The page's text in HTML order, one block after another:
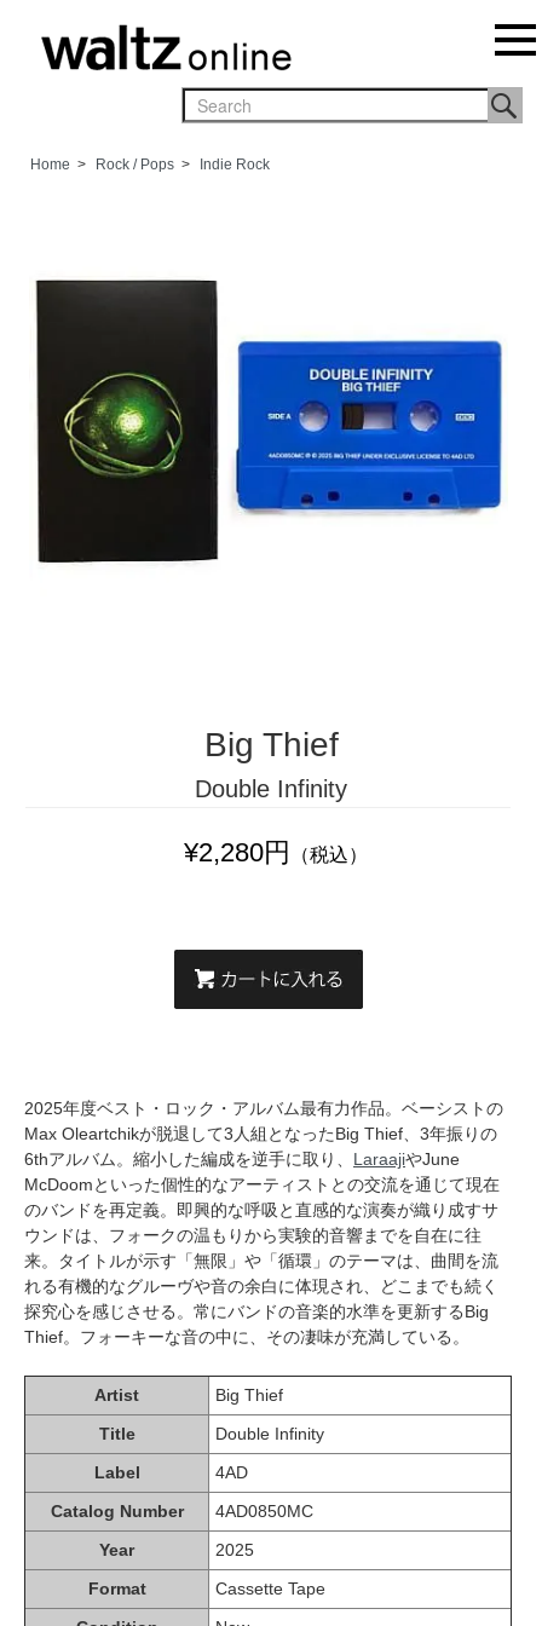
Home > Rock / Pops > Indie Rock
Big Thief
Double Infinity
¥2,280円 （税込）
2025年度ベスト・ロック・アルバム最有力作品。ベーシストの
Max Oleartchikが脱退して3人組となったBig Thief、3年振りの
6thアルバム。縮小した編成を逆手に取り、 LaraajiやJune
McDoomといった個性的なアーティストとの交流を通じて現在
のバンドを再定義。即興的な呼吸と直感的な演奏が織り成すサ
ウンドは、フォークの温もりから実験的音響までを自在に往
来。タイトルが示す「無限」や「循環」のテーマは、曲間を流
れる有機的なグルーヴや音の余白に体現され、どこまでも続く
探究心を感じさせる。常にバンドの音楽的水準を更新するBig
Thief。フォーキーな音の中に、その凄味が充満している。
Artist
Big Thief
Title
Double Infinity
Label
4AD
Catalog Number
4AD0850MC
Year
2025
Format
Cassette Tape